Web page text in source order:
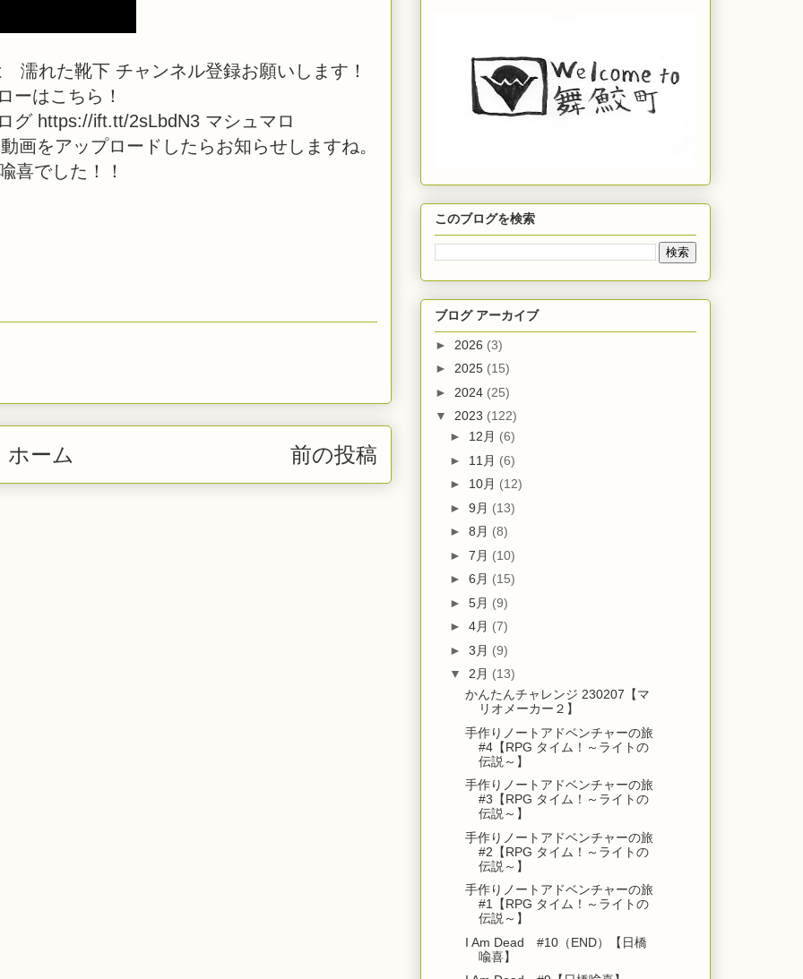
れた靴下 チャンネル登録お願いします！
ーはこちら！
グ https://ift.tt/2sLbdN3 マシュマロ
画をアップロードしたらお知らせしますね。
喜でした！！
前の投稿
ホーム
このブログを検索
ブログ アーカイブ
► 2026 (3)
► 2025 (15)
► 2024 (25)
▼ 2023 (122)
► 12月 (6)
► 11月 (6)
► 10月 (12)
►9月 (13)
►8月 (8)
►7月 (10)
►6月 (15)
►5月 (9)
►4月 (7)
►3月 (9)
▼ 2月 (13)
かんたんチャレンジ 230207【マ
リオメーカー２】
手作りノートアドベンチャーの旅
#4【RPG タイム！～ライトの
伝説～】
手作りノートアドベンチャーの旅
#3【RPG タイム！～ライトの
伝説～】
手作りノートアドベンチャーの旅
#2【RPG タイム！～ライトの
伝説～】
手作りノートアドベンチャーの旅
#1【RPG タイム！～ライトの
伝説～】
I Am Dead #10（END）【日橋
喩喜】